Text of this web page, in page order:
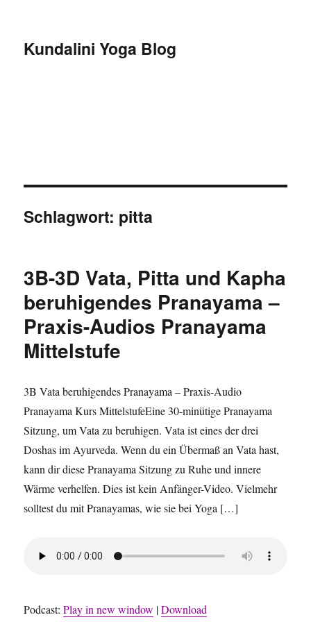
Kundalini Yoga Blog
Schlagwort: pitta
3B-3D Vata, Pitta und Kapha
beruhigendes Pranayama –
Praxis-Audios Pranayama
Mittelstufe
3B Vata beruhigendes Pranayama – Praxis-Audio
Pranayama Kurs MittelstufeEine 30-minütige Pranayama
Sitzung, um Vata zu beruhigen. Vata ist eines der drei
Doshas im Ayurveda. Wenn du ein Übermaß an Vata hast,
kann dir diese Pranayama Sitzung zu Ruhe und innere
Wärme verhelfen. Dies ist kein Anfänger-Video. Vielmehr
solltest du mit Pranayamas, wie sie bei Yoga […]
Podcast:Play in new window |Download